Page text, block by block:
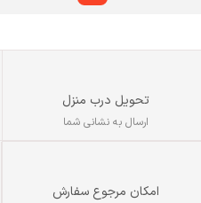
تحویل درب منزل
ارسال به نشانی شما
امکان مرجوع سفارش